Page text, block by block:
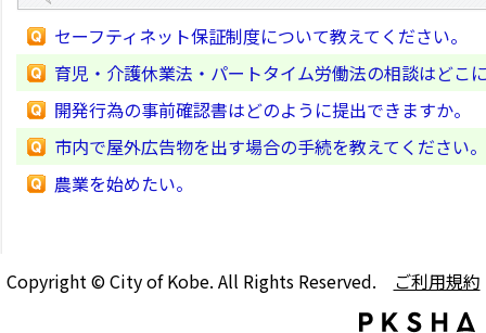
セーフティネット保証制度について教えてください。
育児・介護休業法・パートタイム労働法の相談はどこ
開発行為の事前確認書はどのように提出できますか。
市内で屋外広告物を出す場合の手続を教えてください。
農業を始めたい。
Copyright © City of Kobe. All Rights Reserved. ご利用規約